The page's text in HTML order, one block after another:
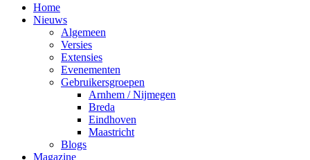
Home
Nieuws
Algemeen
Versies
Extensies
Evenementen
Gebruikersgroepen
Arnhem / Nijmegen
Breda
Eindhoven
Maastricht
Blogs
Magazine